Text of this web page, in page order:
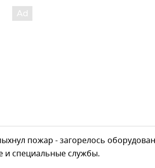
пожар - загорелось
и специальные службы.